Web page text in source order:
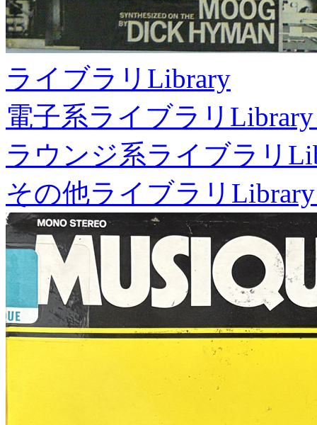
ライブラリ Library
電子系ライブラリ
ラウンジ系ライブラリ
その他ライブラリ